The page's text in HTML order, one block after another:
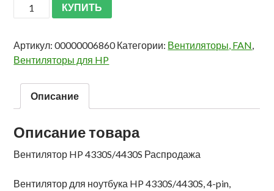
КУПИТЬ
Артикул:00000006860Категории: Вентиляторы, FAN,
Вентиляторы для HP
Описание
Описание товара
Вентилятор HP 4330S/4430S Распродажа
Вентилятор для ноутбука HP 4330S/4430S, 4-pin,